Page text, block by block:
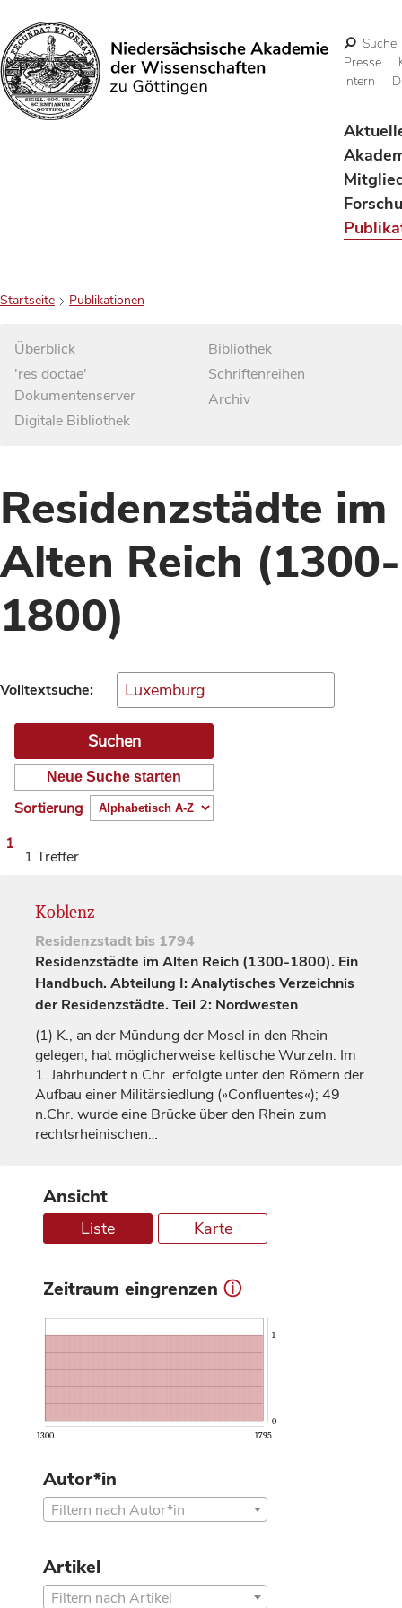
Suchen
Suche
Presse
Intern
Startseite Publikationen
Überblick
'res doctae'
Dokumentenserver
Digitale Bibliothek
Bibliothek
Schriftenreihen
Archiv
Residenzstädte im
Alten Reich (1300-
1800)
Volltextsuche:
Neue Suche starten
Sortierung
1
1 Treffer
Koblenz
Residenzstadt bis 1794
Residenzstädte im Alten Reich (1300-1800). Ein
Handbuch. Abteilung I: Analytisches Verzeichnis
der Residenzstädte. Teil 2: Nordwesten
(1) K., an der Mündung der Mosel in den Rhein
gelegen, hat möglicherweise keltische Wurzeln. Im
1. Jahrhundertn.Chr. erfolgte unter den Römern der
Aufbau einer Militärsiedlung (»Confluentes«); 49
n.Chr. wurde eine Brücke über den Rhein zum
rechtsrheinischen…
Ansicht
Liste Karte
Zeitraum eingrenzen ⓘ
1300 1795
0
1
Autor*in
Filtern nach Autor*in
Artikel
Filtern nach Artikel